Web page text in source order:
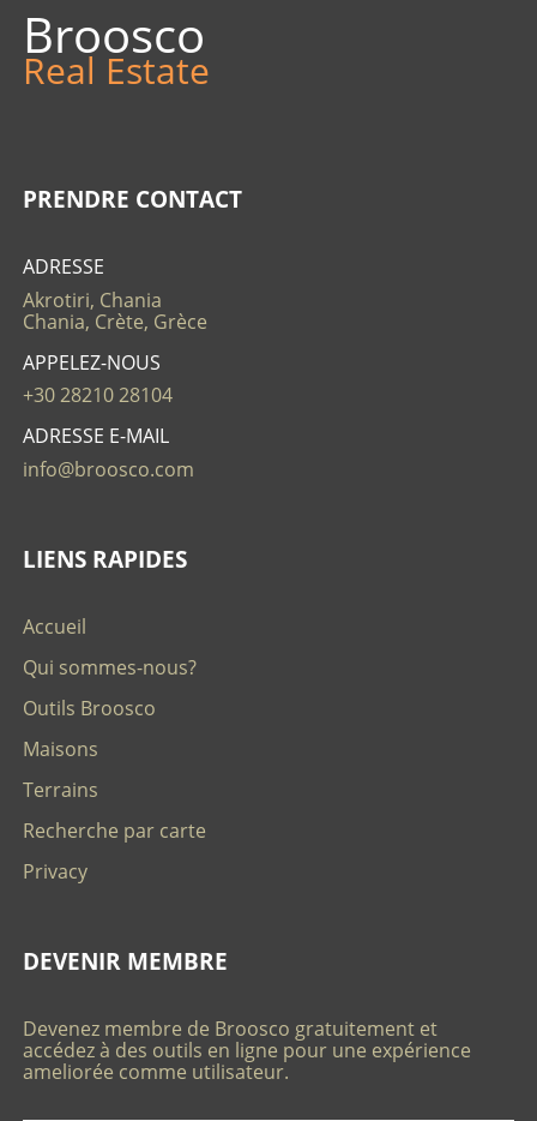
Broosco
Real Estate
PRENDRE CONTACT
ADRESSE
Akrotiri, Chania
Chania, Crète, Grèce
APPELEZ-NOUS
+30 28210 28104
ADRESSE E-MAIL
info@broosco.com
LIENS RAPIDES
Accueil
Qui sommes-nous?
Outils Broosco
Maisons
Terrains
Recherche par carte
Privacy
DEVENIR MEMBRE
Devenez membre de Broosco gratuitement et
accédez à des outils en ligne pour une expérience
ameliorée comme utilisateur.